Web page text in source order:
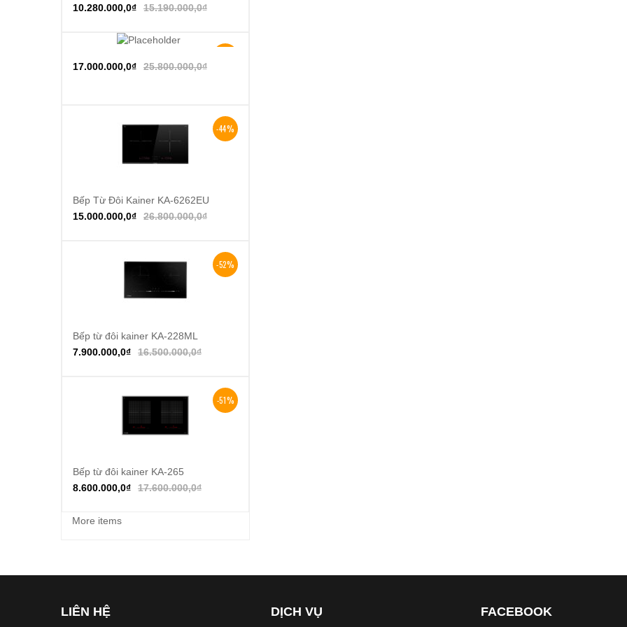
15.190.000,0₫
10.280.000,0₫
Thêm vào giỏ hàng
25.800.000,0₫
17.000.000,0₫
-44%
Thêm vào giỏ hàng
Bếp Từ Đôi Kainer KA-6262EU
26.800.000,0₫
15.000.000,0₫
-52%
Thêm vào giỏ hàng
Bếp từ đôi kainer KA-228ML
16.500.000,0₫
7.900.000,0₫
-51%
Thêm vào giỏ hàng
Bếp từ đôi kainer KA-265
17.600.000,0₫
8.600.000,0₫
More items
LIÊN HỆ DỊCH VỤ FACEBOOK